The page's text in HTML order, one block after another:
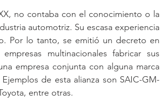
no contaba con el conocimiento o la
automotriz. Su escasa experiencia
Por lo tanto, se emitió un decreto en
multinacionales fabricar sus
empresa conjunta con alguna marca
de esta alianza son SAIC-GM-
entre otras.